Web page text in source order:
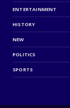
ENTERTAINMENT
HISTORY
NEW
POLITICS
SPORTS